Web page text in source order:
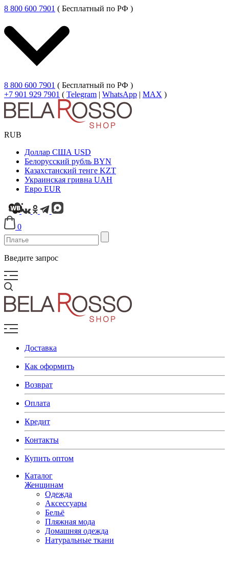
8 800 600 7901 ( Бесплатный по РФ )
8 800 600 7901 ( Бесплатный по РФ )
+7 901 929 7901 ( Telegram | WhatsApp | MAX )
RUB
Доллар США USD
Белорусский рубль BYN
Казахстанский тенге KZT
Украинская гривна UAH
Евро EUR
0
Введите запрос
Доставка
Как оформить
Возврат
Оплата
Кредит
Контакты
Купить оптом
Каталог
Женщинам
Одежда
Аксессуары
Бельё
Пляжная мода
Домашняя одежда
Натуральные ткани